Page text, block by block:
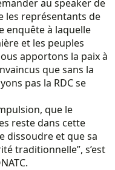
au speaker de
les représentants de
enquête à laquelle
et les peuples
apportons la paix à
que sans la
pas la RDC se
que le
reste dans cette
dissoudre et que sa
traditionnelle”, s’est